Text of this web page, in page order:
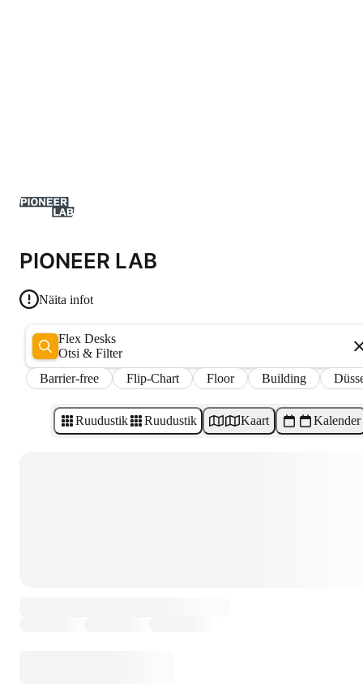
PIONEER LAB
Näita infot
Flex Desks
Otsi & Filter
Barrier-free
Flip-Chart Floor Building
Ruudustik Ruudustik Kaart Kalender